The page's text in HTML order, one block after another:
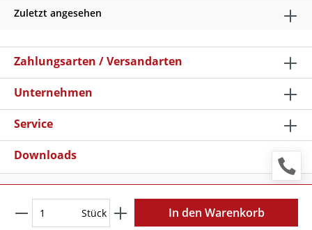
Stück In den Warenkorb
Zuletzt angesehen
Zahlungsarten / Versandarten
Unternehmen
Service
Downloads
Versandkosten
, wenn nicht anders beschrieben
Copyright © 2026 Schilder Klar - Alle Rechte vorbehalten